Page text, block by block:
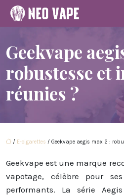
Geekvape
robustesse et
réunies ?
/ E-cigarettes / Geekvape aegis max 2 :
Geekvape est une marque
vapotage, célèbre pour
performants. La série